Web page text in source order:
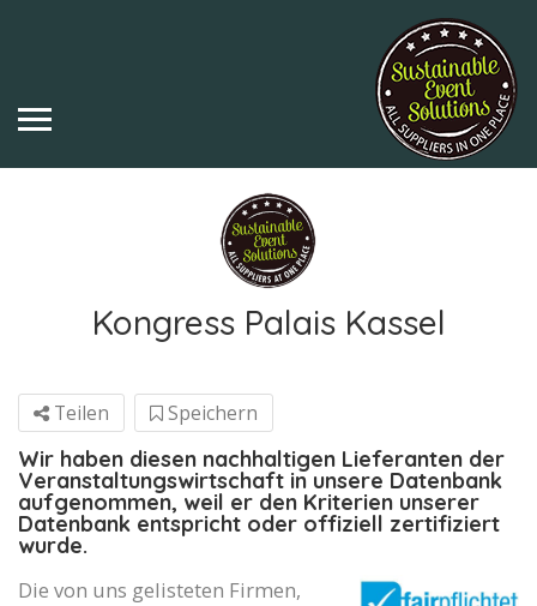
Kongress Palais Kassel
Teilen Speichern
Wir haben diesen nachhaltigen Lieferanten der
Veranstaltungswirtschaft in unsere Datenbank
aufgenommen, weil er den Kriterien unserer
Datenbank entspricht oder offiziell zertifiziert
wurde.
Die von uns gelisteten Firmen,